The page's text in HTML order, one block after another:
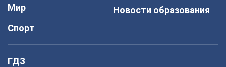
Мир
Спорт
Новости образования
ГДЗ